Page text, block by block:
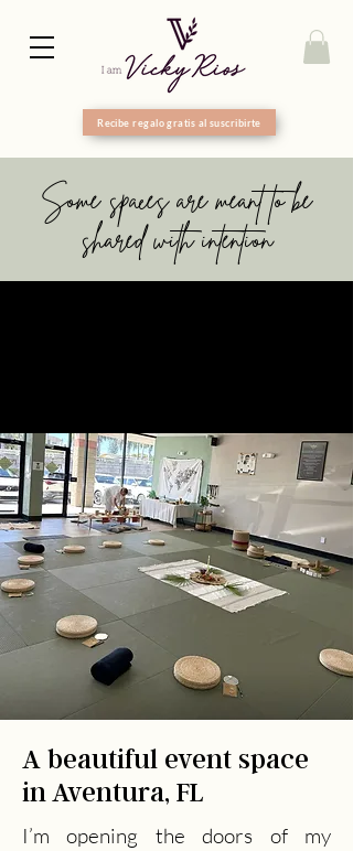
Recibe regalo gratis al suscribirte
Some spaces are meant to be
shared with intention
A beautiful event space
in Aventura, FL
I’m opening the doors of my